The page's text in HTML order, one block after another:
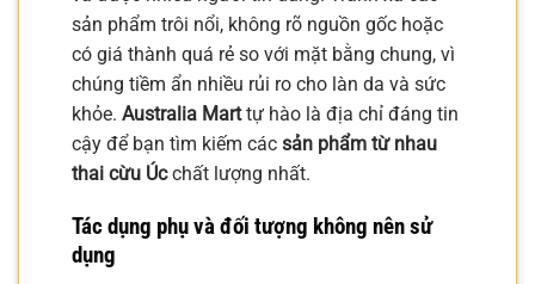
sản phẩm trôi nổi, không rõ nguồn gốc hoặc
có giá thành quá rẻ so với mặt bằng chung, vì
chúng tiềm ẩn nhiều rủi ro cho làn da và sức
khỏe. Australia Marttự hào là địa chỉ đáng tin
cậy để bạn tìm kiếm các sản phẩm từ nhau
thai cừu Úcchất lượng nhất.
Tác dụng phụ và đối tượng không nên sử
dụng